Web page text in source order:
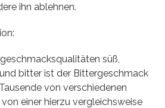
ihn ablehnen.
süß,
bitter ist der Bittergeschmack
von verschiedenen
einer hierzu vergleichsweise